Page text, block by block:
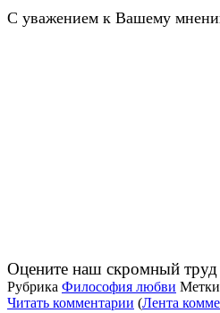
С уважением к Вашему
Оцените наш скромный труд
Рубрика Философия любви Метки
Читать комментарии (Лента